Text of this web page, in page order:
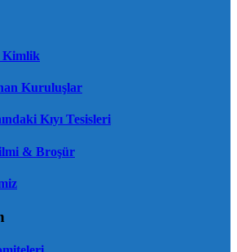
Kimlik
Kuruluşlar
Kıyı Tesisleri
& Broşür